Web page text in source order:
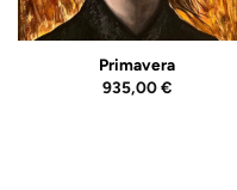
Primavera
935,00€